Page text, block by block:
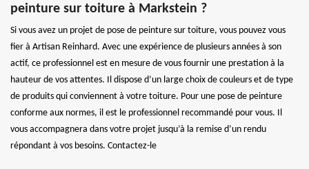
peinture sur toiture à Markstein ?
Si vous avez un projet de pose de peinture sur toiture, vous pouvez vous
fier à Artisan Reinhard. Avec une expérience de plusieurs années à son
actif, ce professionnel est en mesure de vous fournir une prestation à la
hauteur de vos attentes. Il dispose d’un large choix de couleurs et de type
de produits qui conviennent à votre toiture. Pour une pose de peinture
conforme aux normes, il est le professionnel recommandé pour vous. Il
vous accompagnera dans votre projet jusqu’à la remise d’un rendu
répondant à vos besoins. Contactez-le